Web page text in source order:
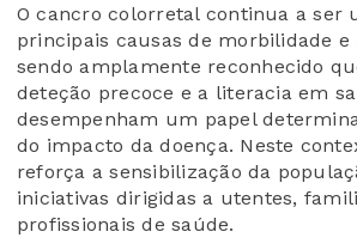
O cancro colorretal continua a ser
principais causas de morbilidade e
sendo amplamente reconhecido
deteção precoce e a literacia em
desempenham um papel
do impacto da doença. Neste
reforça a sensibilização da
iniciativas dirigidas a utentes,
profissionais de saúde.